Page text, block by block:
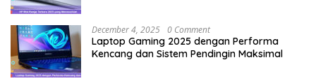
December 4, 2025 0 Comment
Laptop Gaming 2025 dengan Performa
Kencang dan Sistem Pendingin Maksimal